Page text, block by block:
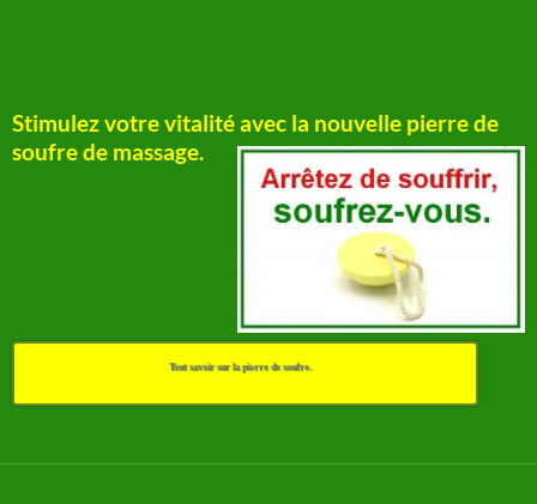
Stimulez votre vitalité avec la nouvelle pierre de
soufre de massage.
Tout savoir sur la pierre de soufre.